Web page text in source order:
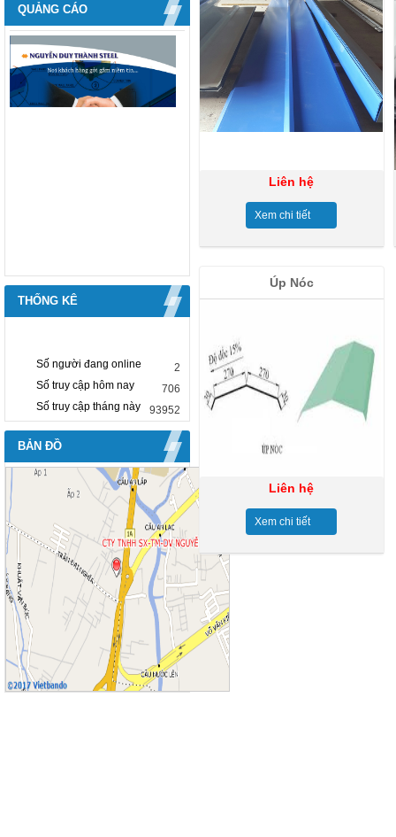
QUẢNG CÁO
THỐNG KÊ
Số người đang online
2
Số truy cập hôm nay
706
Số truy cập tháng này
93952
BẢN ĐỒ
Liên hệ
Xem chi tiết
Úp Nóc
Liên hệ
Xem chi tiết